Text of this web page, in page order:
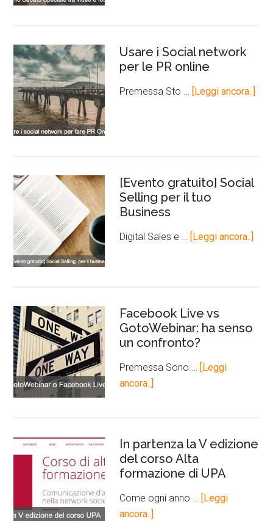
Usare i Social network
per le PR online
Premessa Sto … [Leggi ancora..]
[Evento gratuito] Social
Selling per il tuo
Business
Digital Sales e … [Leggi ancora..]
Facebook Live vs
GotoWebinar: ha senso
un confronto?
Premessa Sono …
[Leggi
ancora..]
In partenza la V edizione
del corso Alta
formazione di UPA
Come ogni anno …
[Leggi
ancora..]